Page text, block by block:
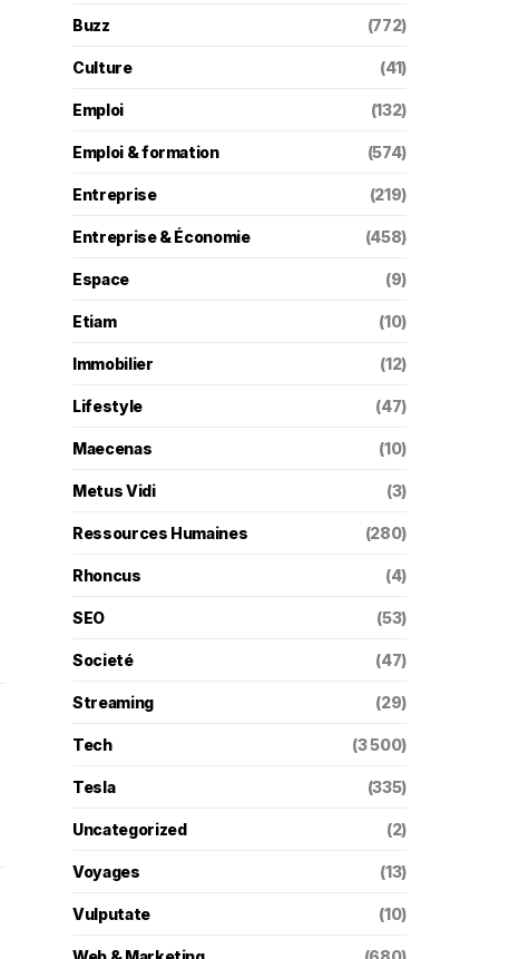
Buzz (772)
Culture (41)
Emploi (132)
Emploi & formation (574)
Entreprise (219)
Entreprise & Économie (458)
Espace (9)
Etiam (10)
Immobilier (12)
Lifestyle (47)
Maecenas (10)
Metus Vidi (3)
Ressources Humaines (280)
Rhoncus (4)
SEO (53)
Societé (47)
Streaming (29)
Tech (3 500)
Tesla (335)
Uncategorized (2)
Voyages (13)
Vulputate (10)